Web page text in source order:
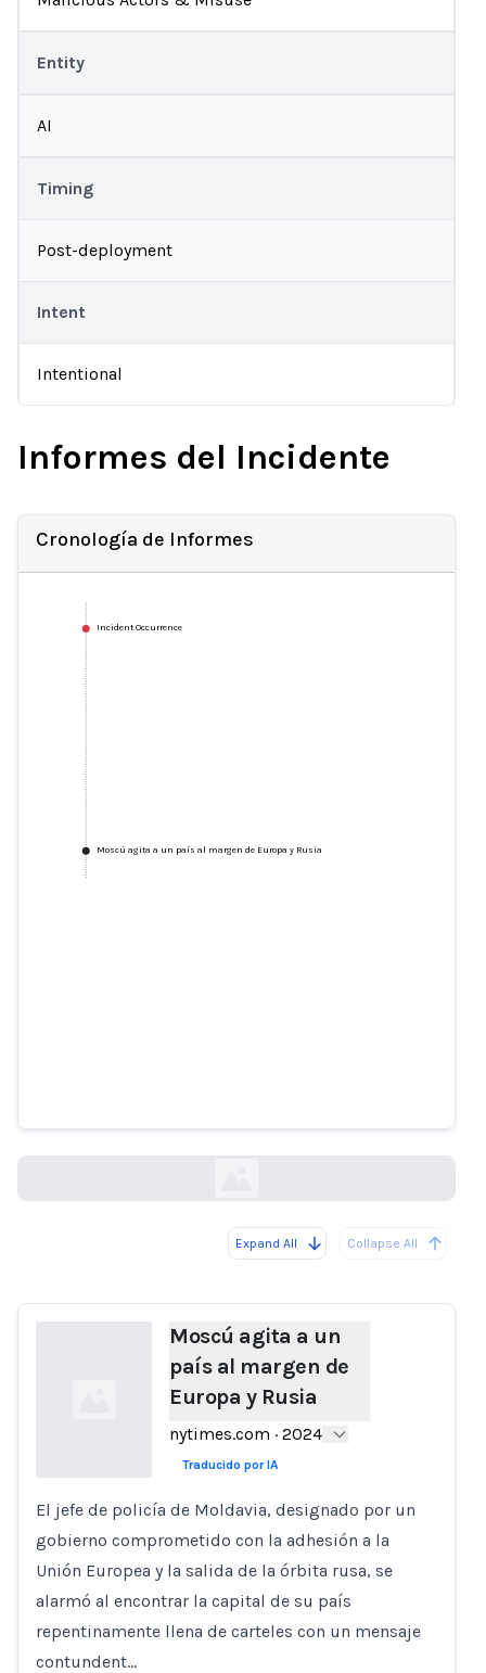
Entity
AI
Timing
Post-deployment
Intent
Intentional
Informes del Incidente
Cronología de Informes
Incident Occurrence
Moscú agita a un país al margen de Europa y Rusia
Expand All Collapse All
Loading...
Moscú agita a un
país al margen de
Europa y Rusia
nytimes.com · 2024
Traducido por IA
El jefe de policía de Moldavia, designado por un
gobierno comprometido con la adhesión a la
Unión Europea y la salida de la órbita rusa, se
alarmó al encontrar la capital de su país
repentinamente llena de carteles con un mensaje
contundent…